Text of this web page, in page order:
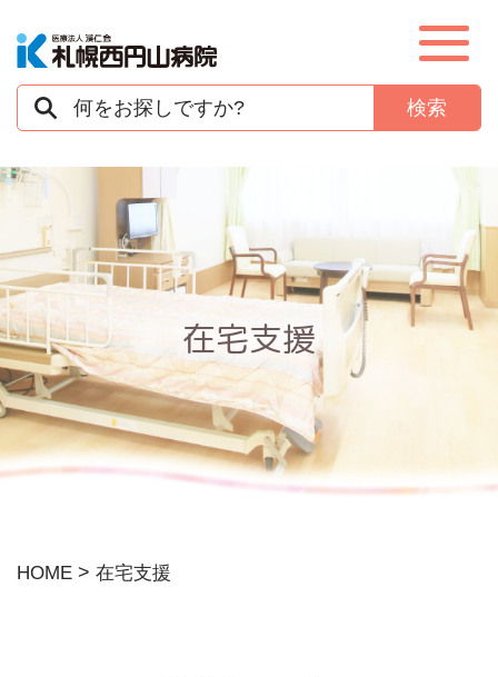
病院紹介
部門紹介
入院
外来
在宅支援
アクセス
在宅支援
HOME > 在宅支援